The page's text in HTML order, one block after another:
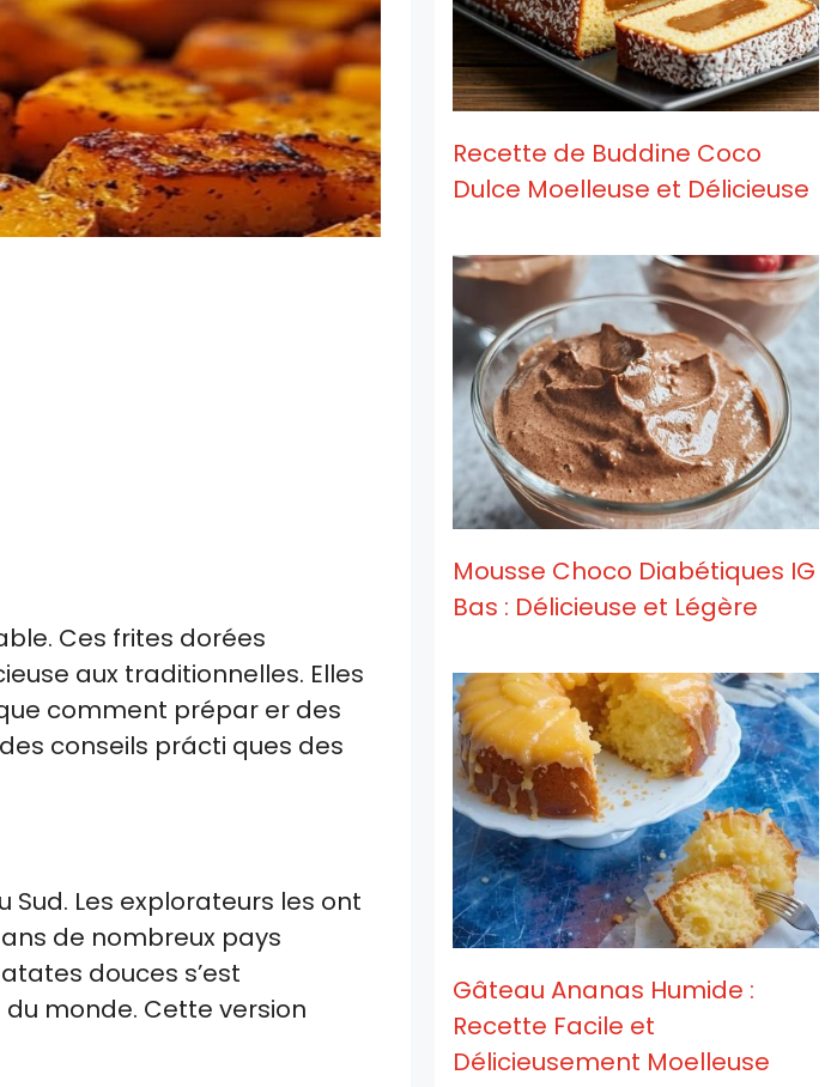
Ces frites dorées
aux traditionnelles. Elles
comment prépar er des
conseils prácti ques des
Les explorateurs les ont
de nombreux pays
douces s’est
monde. Cette version
Recette de Buddine Coco
Dulce Moelleuse et Délicieuse
Mousse Choco Diabétiques IG
Bas : Délicieuse et Légère
Gâteau Ananas Humide :
Recette Facile et
Délicieusement Moelleuse